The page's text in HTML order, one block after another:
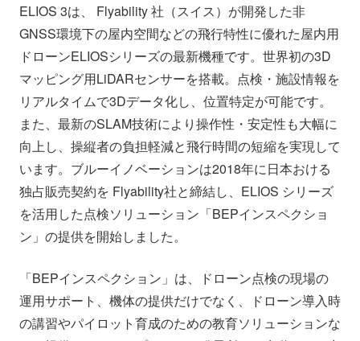
ELIOS 3は、 Flyability 社（スイス）が開発した非
GNSS環境下の屋内空間などの飛行特性に優れた屋内用
ドローンELIOSシリーズの最新機種です。世界初の3D
マッピング用LiDARセンサーを搭載。点検・施設情報を
リアルタイムで3Dデータ化し、位置特定が可能です。
また、最新のSLAM技術により操作性・安定性も大幅に
向上し、操縦者の負担軽減と飛行時間の短縮を実現して
います。ブルーイノベーションは2018年に日本おける
独占販売契約を Flyability社と締結し、ELIOS シリーズ
を活用した点検ソリューション「BEPインスペクショ
ン」の提供を開始しました。
「BEPインスペクション」は、ドローン点検の現場の
運用サポート、機体の提供だけでなく、ドローン導入時
の講習やパイロット育成のための教育ソリューションな